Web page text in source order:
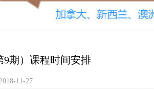
9期）课程时间安排
11-27